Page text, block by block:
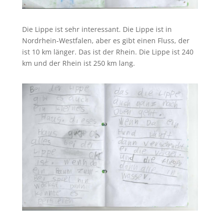
Die Lippe ist sehr interessant. Die Lippe ist in
Nordrhein-Westfalen, aber es gibt einen Fluss, der
ist 10 km länger. Das ist der Rhein. Die Lippe ist 240
km und der Rhein ist 250 km lang.